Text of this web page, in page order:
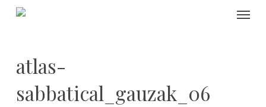
Skip
atlas-
sabbatical_gauzak_06